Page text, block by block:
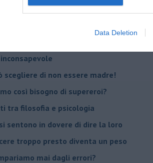
Data Deletion
del terapeuta è fondamentale
stai seguendo il tuo tempo
bisogno di Sanremo?
scegliere di non essere madre!
così bisogno di supereroi?
tra filosofia e psicologia
sentono in dovere di dire la loro
troppo presto diventa un peso
mai dagli errori?